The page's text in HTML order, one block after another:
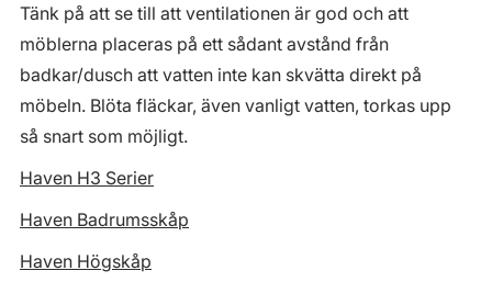
Tänk på att se till att ventilationen är god och att
möblerna placeras på ett sådant avstånd från
badkar/dusch att vatten inte kan skvätta direkt på
möbeln. Blöta fläckar, även vanligt vatten, torkas upp
så snart som möjligt.
Haven H3 Serier
Haven Badrumsskåp
Haven Högskåp